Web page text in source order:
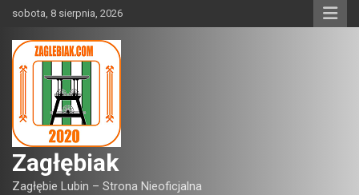
content
sobota, 8 sierpnia, 2026
Zagłębiak
Zagłębie Lubin – Strona Nieoficjalna